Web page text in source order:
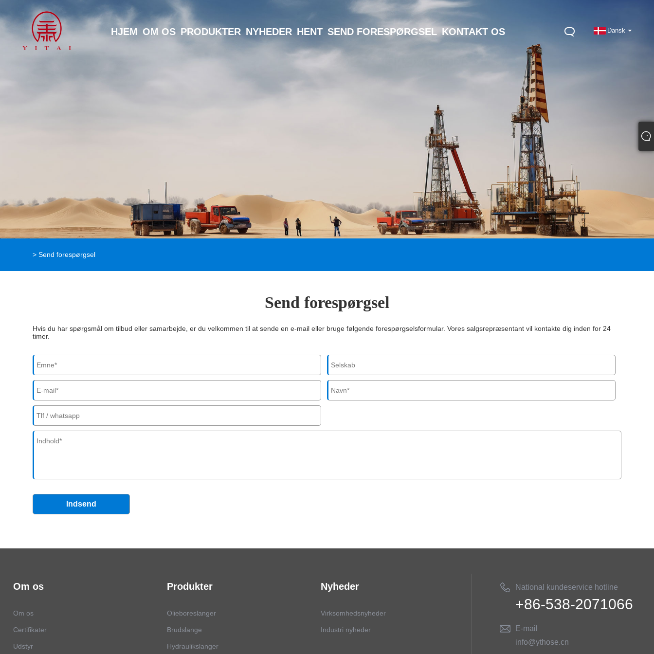
Dansk
HJEM OM OS PRODUKTER NYHEDER HENT SEND FORESPØRGSEL KONTAKT OS
> Send forespørgsel
Send forespørgsel
Hvis du har spørgsmål om tilbud eller samarbejde, er du velkommen til at sende en e-mail eller bruge følgende forespørgselsformular. Vores salgsrepræsentant vil kontakte dig inden for 24
timer.
Indsend
National kundeservice hotline
+86-538-2071066
E-mail
info@ythose.cn
Om os
Om os
Certifikater
Udstyr
Produkter
Olieboreslanger
Brudslange
Hydraulikslanger
Nyheder
Virksomhedsnyheder
Industri nyheder